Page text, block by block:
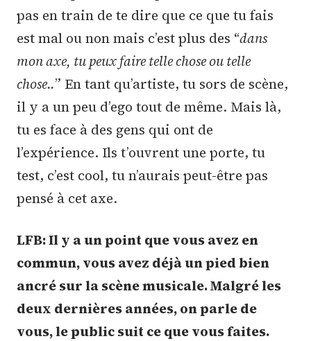
pas en train de te dire que ce que tu fais
est mal ou non mais c’est plus des “dans
mon axe, tu peux faire telle chose ou telle
chose..” En tant qu’artiste, tu sors de scène,
il y a un peu d’ego tout de même. Mais là,
tu es face à des gens qui ont de
l’expérience. Ils t’ouvrent une porte, tu
test, c’est cool, tu n’aurais peut-être pas
pensé à cet axe.
LFB: Il y a un point que vous avez en
commun, vous avez déjà un pied bien
ancré sur la scène musicale. Malgré les
deux dernières années, on parle de
vous, le public suit ce que vous faites.